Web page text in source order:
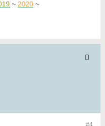
~ 2020 ~
#4